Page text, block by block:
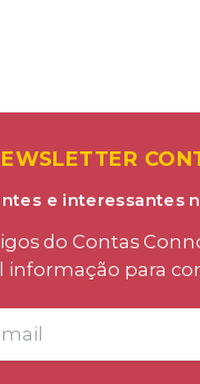
e interessantes
do Contas
informação para